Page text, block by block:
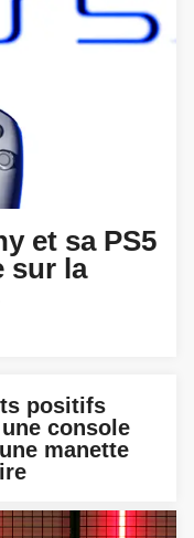
et sa PS5
sur la
positifs
console
manette